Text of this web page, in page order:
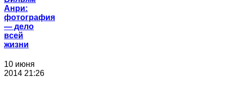
Анри:
фотография
― дело
всей
жизни
10 июня
2014 21:26